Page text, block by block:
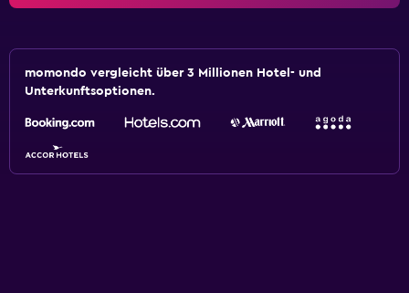
momondo vergleicht über 3 Millionen Hotel- und
Unterkunftsoptionen.